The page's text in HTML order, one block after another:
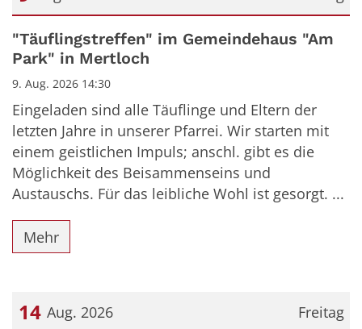
Datum: 9. August 2026
"Täuflingstreffen" im Gemeindehaus "Am
Park" in Mertloch
9. Aug. 2026 14:30
Eingeladen sind alle Täuflinge und Eltern der
letzten Jahre in unserer Pfarrei. Wir starten mit
einem geistlichen Impuls; anschl. gibt es die
Möglichkeit des Beisammenseins und
Austauschs. Für das leibliche Wohl ist gesorgt. ...
Mehr
Freitag
14 Aug. 2026